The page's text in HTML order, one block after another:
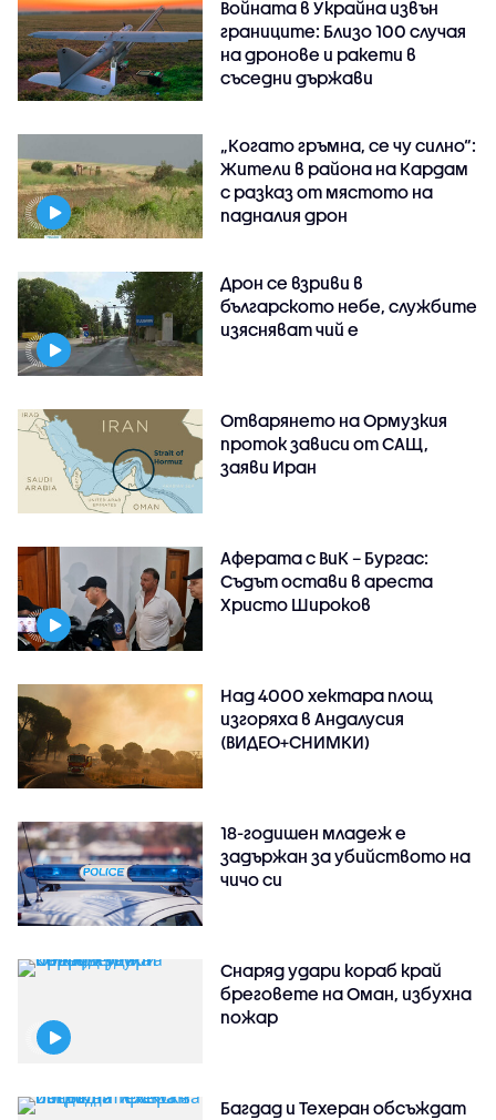
Войната в Украйна извън
границите: Близо 100 случая
на дронове и ракети в
съседни държави
„Когато гръмна, се чу силно“:
Жители в района на Кардам
с разказ от мястото на
падналия дрон
Дрон се взриви в
българското небе, службите
изясняват чий е
Отварянето на Ормузкия
проток зависи от САЩ,
заяви Иран
Аферата с ВиК – Бургас:
Съдът остави в ареста
Христо Широков
Над 4000 хектара площ
изгоряха в Андалусия
(ВИДЕО+СНИМКИ)
18-годишен младеж е
задържан за убийството на
чичо си
Снаряд удари кораб край
бреговете на Оман, избухна
пожар
Багдад и Техеран обсъждат